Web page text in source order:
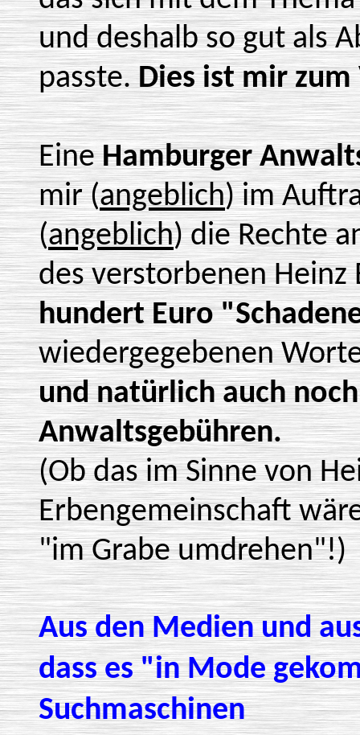
und deshalb so gut als
passte.Dies ist mir
EineHamburger
mir (angeblich) im
(angeblich) die Rechte
des verstorbenen
hundert Euro
wiedergegebenen
und natürlich auch
Anwaltsgebühren.
(Ob das im Sinne von
Erbengemeinschaft
"im Grabe umdrehen"!)
Aus den Medien und
dass es "in Mode
Suchmaschinen